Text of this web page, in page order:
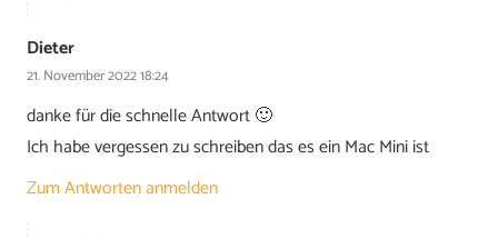
Dieter
21. November 2022 18:24
danke für die schnelle Antwort 🙂
Ich habe vergessen zu schreiben das es ein Mac Mini ist
Zum Antworten anmelden